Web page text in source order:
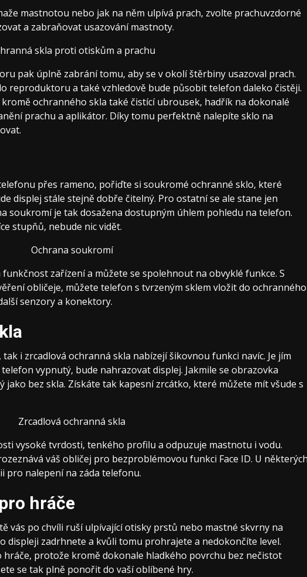
mastnotou nebo jak na něm ulpívá prach, zvolte prachuvzdorné
a zabraňovat usazování mastnoty.
pak úplně zabrání tomu, aby se v okolí štěrbiny usazoval prach.
reproduktoru a také vzhledově bude působit telefon daleko čistěji.
ochranného skla také čistící ubrousek, hadřík na dokonalé
prachu a aplikátor. Díky tomu perfektně nalepíte sklo na
přes rameno, pořiďte si soukromé ochranné sklo, které
displej stále stejně dobře čitelný. Pro ostatní se ale stane jen
soukromí je tak dosažena dostupným úhlem pohledu na telefon.
stupňů, nebude nic vidět.
zařízení a můžete se spolehnout na obvyklé funkce. S
obličeje, můžete telefon s tvrzeným sklem vložit do ochranného
senzory a konektory.
tak i zrcadlová ochranná skla nabízejí šikovnou funkci navíc. Je jím
vypnutý, bude nahrazovat displej. Jakmile se obrazovka
bez skla. Získáte tak kapesní zrcátko, které můžete mít všude s
vysoké tvrdosti, tenkého profilu a odpuzuje mastnotu i vodu.
váš obličej pro bezproblémovou funkci Face ID. U
pro nalepení na záda telefonu.
hráče
vás po chvíli ruší ulpívající otisky prstů nebo mastné skvrny na
displeji zadrhnete a kvůli tomu prohrajete a nedokončíte level.
hráče, protože kromě dokonale hladkého povrchu bez nečistot
se tak plně ponořit do vaší oblíbené hry.